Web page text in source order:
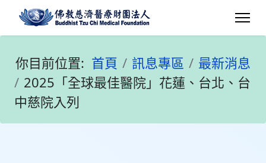
你目前位置: 首頁 訊息專區
最新消息
2025「全球最佳醫院」花蓮、台北、台
中慈院入列